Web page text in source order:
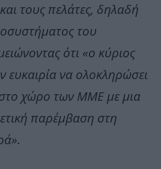
τους πελάτες, δηλαδή
του
ότι «ο κύριος
ευκαιρία να ολοκληρώσει
χώρο των ΜΜΕ με μια
παρέμβαση στη